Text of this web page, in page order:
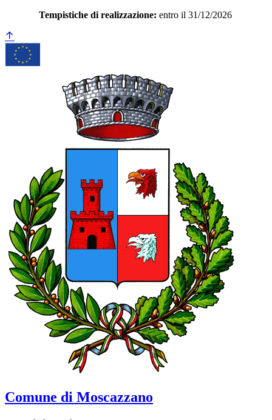
Tempistiche di realizzazione: entro il 31/12/2026
Comune di Moscazzano